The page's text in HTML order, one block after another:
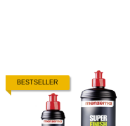
BESTSELLER